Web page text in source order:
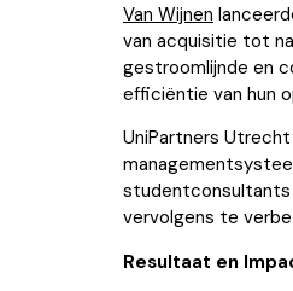
Van Wijnen
van acquisitie tot
gestroomlijnde en
efficiëntie van hun
UniPartners
studentconsultants
vervolgens te
Resultaat en